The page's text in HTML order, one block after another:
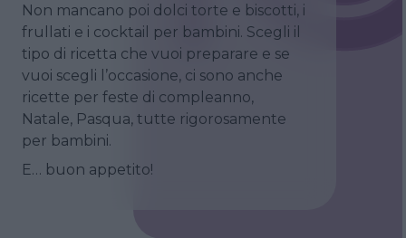
Non mancano poi dolci torte e biscotti, i
frullati e i cocktail per bambini. Scegli il
tipo di ricetta che vuoi preparare e se
vuoi scegli l’occasione, ci sono anche
ricette per feste di compleanno,
Natale, Pasqua, tutte rigorosamente
per bambini.
E… buon appetito!